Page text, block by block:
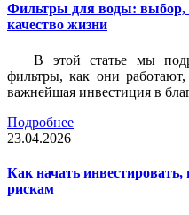
Фильтры для воды: выбор,
качество жизни
В этой статье мы
фильтры, как они
важнейшая инвестиция в
Подробнее
23.04.2026
Как начать инвестировать,
рискам